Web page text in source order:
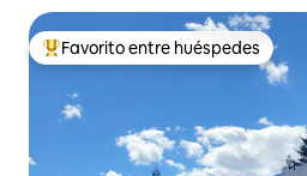
Favorito entre huéspedes preferido
Favorito entre huéspedes